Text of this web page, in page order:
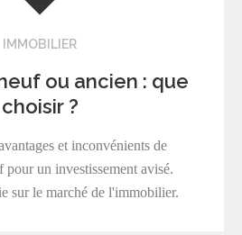
IMMOBILIER
ou ancien : que
choisir ?
et inconvénients de
un investissement avisé.
sur le marché de l'immobilier.